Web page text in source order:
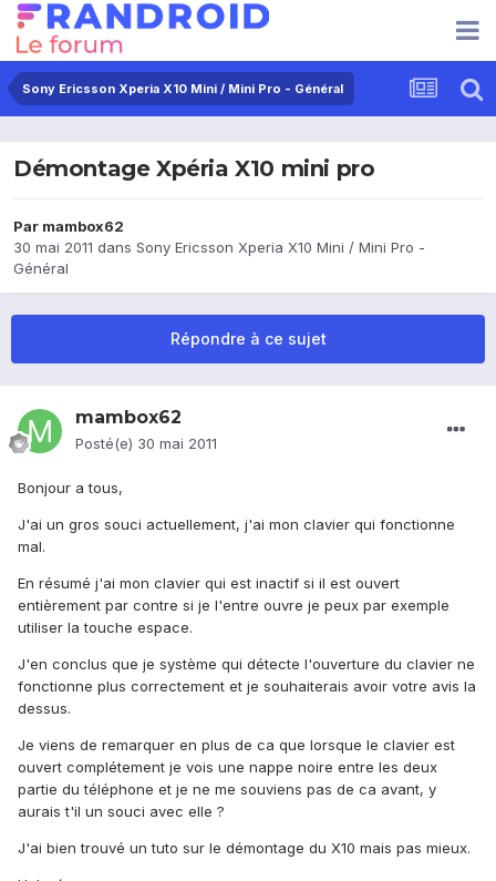
Sony Ericsson Xperia X10 Mini / Mini Pro - Général
Démontage Xpéria X10 mini pro
Par mambox62
30 mai 2011 dans Sony Ericsson Xperia X10 Mini / Mini Pro -
Général
Répondre à ce sujet
mambox62
Posté(e) 30 mai 2011
Bonjour a tous,
J'ai un gros souci actuellement, j'ai mon clavier qui fonctionne
mal.
En résumé j'ai mon clavier qui est inactif si il est ouvert
entièrement par contre si je l'entre ouvre je peux par exemple
utiliser la touche espace.
J'en conclus que je système qui détecte l'ouverture du clavier ne
fonctionne plus correctement et je souhaiterais avoir votre avis la
dessus.
Je viens de remarquer en plus de ca que lorsque le clavier est
ouvert complétement je vois une nappe noire entre les deux
partie du téléphone et je ne me souviens pas de ca avant, y
aurais t'il un souci avec elle ?
J'ai bien trouvé un tuto sur le démontage du X10 mais pas mieux.